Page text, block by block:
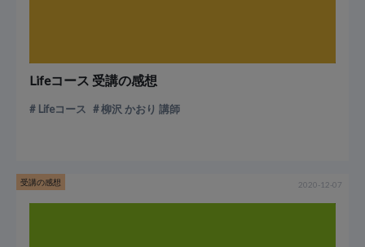
Lifeコース 受講の感想
Lifeコース 柳沢 かおり 講師
受講の感想 2020-12-07